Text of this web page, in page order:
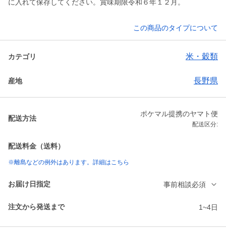
に入れて保存してください。賞味期限令和６年１２月。
この商品のタイプについて
カテゴリ 米・穀類
産地 長野県
配送方法
ポケマル提携のヤマト便
配送区分:
配送料金（送料）
※離島などの例外はあります。詳細はこちら
お届け日指定 事前相談必須
注文から発送まで 1~4日